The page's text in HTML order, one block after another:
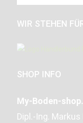
WIR STEHEN
SHOP INFO
My-Boden-
Dipl.-Ing. Markus